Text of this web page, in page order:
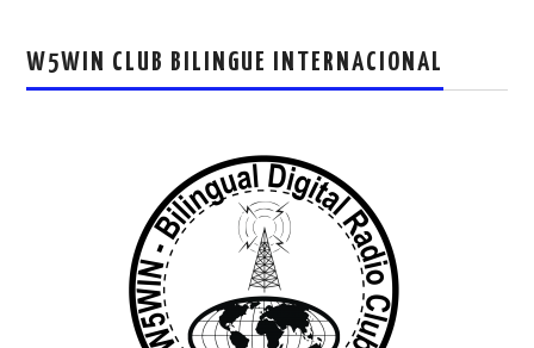
W5WIN CLUB BILINGUE INTERNACIONAL